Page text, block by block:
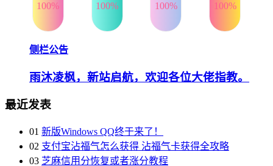
100% 100% 100% 100%
侧栏公告
雨沐凌枫，新站启航，欢迎各位大佬指教。
最近发表
01 新版Windows QQ终于来了！
02 支付宝沾福气怎么获得 沾福气卡获得全攻略
03 芝麻信用分恢复或者涨分教程